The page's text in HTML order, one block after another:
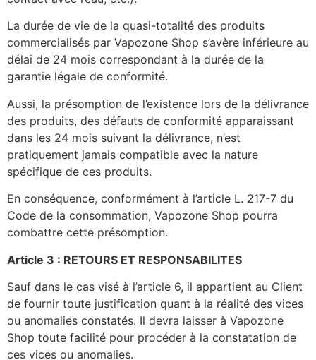
La durée de vie de la quasi-totalité des produits
commercialisés par Vapozone Shop s’avère inférieure au
délai de 24 mois correspondant à la durée de la
garantie légale de conformité.
Aussi, la présomption de l’existence lors de la délivrance
des produits, des défauts de conformité apparaissant
dans les 24 mois suivant la délivrance, n’est
pratiquement jamais compatible avec la nature
spécifique de ces produits.
En conséquence, conformément à l’article L. 217-7 du
Code de la consommation, Vapozone Shop pourra
combattre cette présomption.
Article 3 : RETOURS ET RESPONSABILITES
Sauf dans le cas visé à l’article 6, il appartient au Client
de fournir toute justification quant à la réalité des vices
ou anomalies constatés. Il devra laisser à Vapozone
Shop toute facilité pour procéder à la constatation de
ces vices ou anomalies.